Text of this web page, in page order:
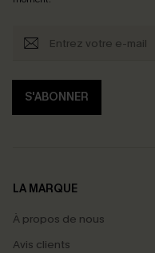
S'ABONNER
LA MARQUE
À propos de nous
Avis clients